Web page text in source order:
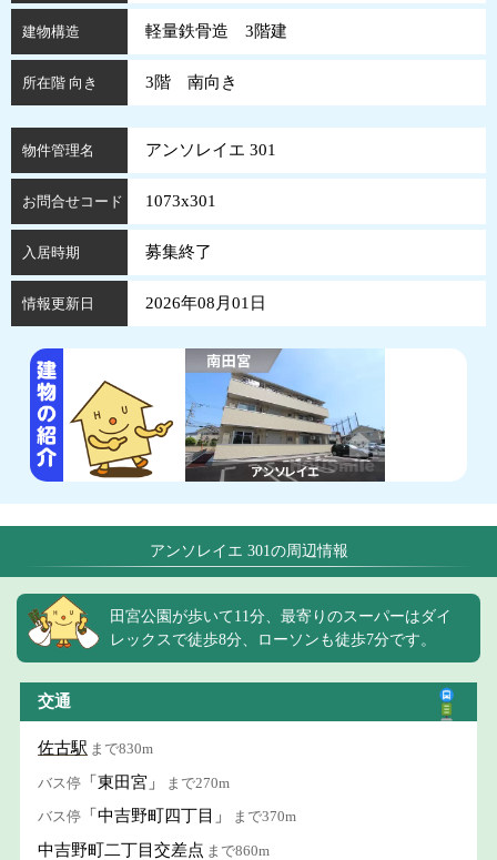
建物構造 軽量鉄骨造 3階建
所在階 向き 3階 南向き
物件管理名 アンソレイエ 301
お問合せコード 1073x301
入居時期 募集終了
情報更新日 2026年08月01日
アンソレイエ 301の周辺情報
田宮公園が歩いて11分、最寄りのスーパーはダイ
レックスで徒歩8分、ローソンも徒歩7分です。
交通
佐古駅 まで830m
バス停 「東田宮」 まで270m
バス停 「中吉野町四丁目」 まで370m
中吉野町二丁目交差点 まで860m